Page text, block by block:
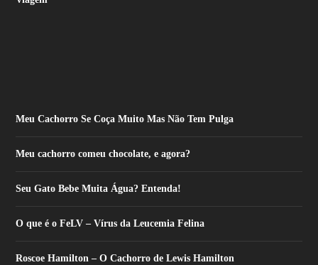
Meu Cachorro Se Coça Muito Mas Não Tem Pulga
Meu cachorro comeu chocolate, e agora?
Seu Gato Bebe Muita Água? Entenda!
O que é o FeLV – Vírus da Leucemia Felina
Roscoe Hamilton – O Cachorro de Lewis Hamilton